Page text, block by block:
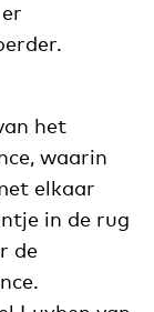
het
waarin
elkaar
in de rug
de